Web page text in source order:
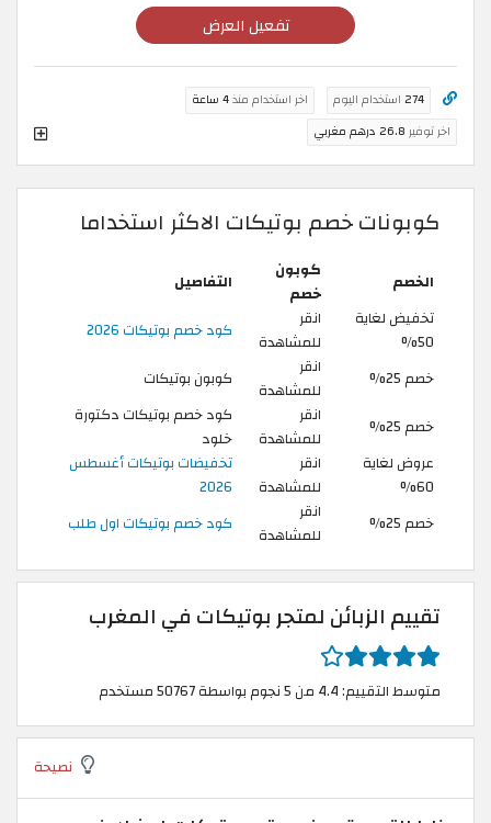
تفعيل العرض
274 استخدام اليوم اخر استخدام منذ4 ساعة
اخر توفير 26.8 درهم مغربي
كوبونات خصم بوتيكات الاكثر استخداما
الخصم
كوبون
خصم
التفاصيل
تخفيض لغاية
50%
انقر
للمشاهدة
كود خصم بوتيكات 2026
خصم 25%
انقر
للمشاهدة
كوبون بوتيكات
خصم 25%
انقر
للمشاهدة
كود خصم بوتيكات دكتورة
خلود
عروض لغاية
60%
انقر
للمشاهدة
تخفيضات بوتيكات أغسطس
2026
خصم 25%
انقر
للمشاهدة
كود خصم بوتيكات اول طلب
تقييم الزبائن لمتجر بوتيكات في المغرب
متوسط التقييم: 4.4 من 5 نجوم بواسطة 50767 مستخدم
نصيحة